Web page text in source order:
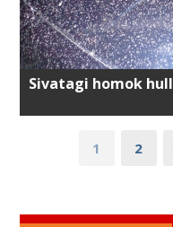
Sivatagi homok
1 2